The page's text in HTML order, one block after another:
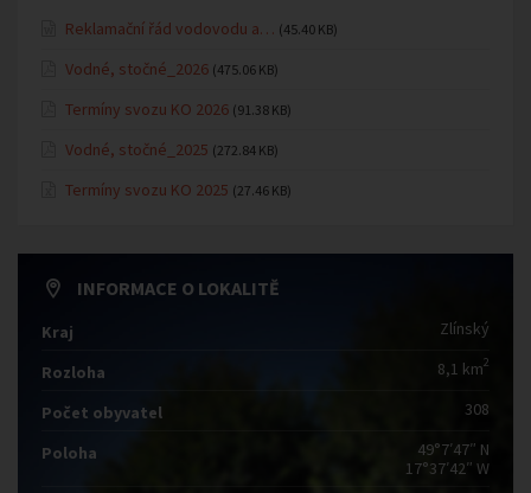
Reklamační řád vodovodu a… (45.40 KB)
Vodné, stočné_2026 (475.06 KB)
Termíny svozu KO 2026 (91.38 KB)
Vodné, stočné_2025 (272.84 KB)
Termíny svozu KO 2025 (27.46 KB)
INFORMACE O LOKALITĚ
Kraj Zlínský
Rozloha 8,1 km2
Počet obyvatel 308
Poloha
49°7′47″ N
17°37′42″ W